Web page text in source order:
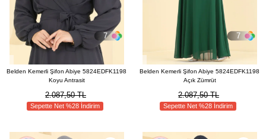
edilen yere göre bu modeller değişim göstermektedir. Daha şık ve sade
abiyeler şık davetlerde tercih edilmektedir. Daha gösterişli, taşlı abiyeler
ise düğünlerde kına gecelerinde ve bunun gibi yerlerde daha çok tercih
7
Belden Kemerli Şifon Abiye 5824EDFK1198
Koyu Antrasit
2.087,50 TL
Sepette Net %28 İndirim
7
Belden Kemerli Şifon Abiye 5824EDFK1198
Açık Zümrüt
2.087,50 TL
Sepette Net %28 İndirim